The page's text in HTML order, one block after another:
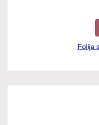
Folija